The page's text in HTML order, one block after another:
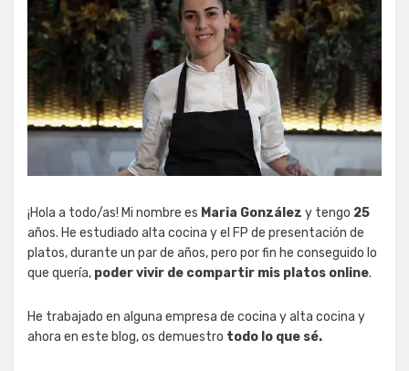
¡Hola a todo/as! Mi nombre es Maria González y tengo 25
años. He estudiado alta cocina y el FP de presentación de
platos, durante un par de años, pero por fin he conseguido lo
que quería, poder vivir de compartir mis platos online.
He trabajado en alguna empresa de cocina y alta cocina y
ahora en este blog, os demuestro todo lo que sé.